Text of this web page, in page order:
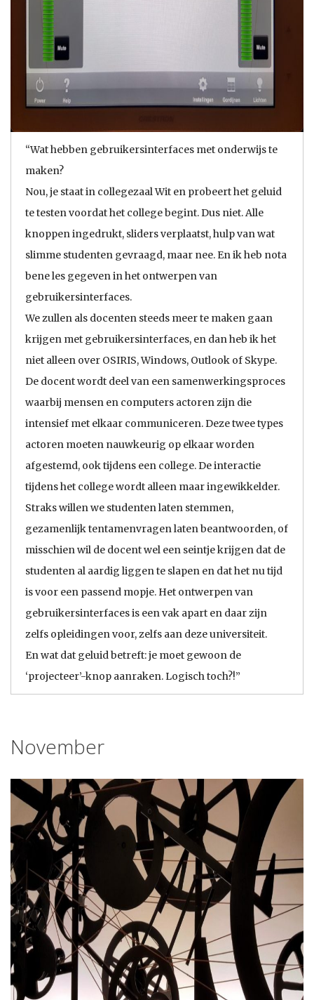
“Wat hebben gebruikersinterfaces met onderwijs te
maken?
Nou, je staat in collegezaal Wit en probeert het geluid
te testen voordat het college begint. Dus niet. Alle
knoppen ingedrukt, sliders verplaatst, hulp van wat
slimme studenten gevraagd, maar nee. En ik heb nota
bene les gegeven in het ontwerpen van
gebruikersinterfaces.
We zullen als docenten steeds meer te maken gaan
krijgen met gebruikersinterfaces, en dan heb ik het
niet alleen over OSIRIS, Windows, Outlook of Skype.
De docent wordt deel van een samenwerkingsproces
waarbij mensen en computers actoren zijn die
intensief met elkaar communiceren. Deze twee types
actoren moeten nauwkeurig op elkaar worden
afgestemd, ook tijdens een college. De interactie
tijdens het college wordt alleen maar ingewikkelder.
Straks willen we studenten laten stemmen,
gezamenlijk tentamenvragen laten beantwoorden, of
misschien wil de docent wel een seintje krijgen dat de
studenten al aardig liggen te slapen en dat het nu tijd
is voor een passend mopje. Het ontwerpen van
gebruikersinterfaces is een vak apart en daar zijn
zelfs opleidingen voor, zelfs aan deze universiteit.
En wat dat geluid betreft: je moet gewoon de
‘projecteer’-knop aanraken. Logisch toch?!”
November